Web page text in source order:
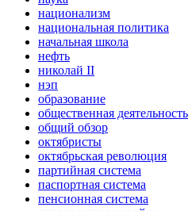
национализм
национальная политика
начальная школа
нефть
николай II
нэп
образование
общественная деятельность
общий обзор
октябристы
октябрьская революция
партийная система
паспортная система
пенсионная система